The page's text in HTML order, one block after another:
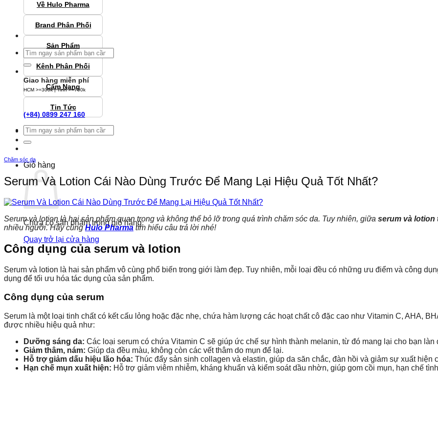
Tìm
kiếm:
Giao hàng miễn phí
HCM >=300k | Tỉnh >=700k
(+84) 0899 247 160
Đăng nhập
Giỏ hàng
Chưa có sản phẩm trong giỏ hàng.
Quay trở lại cửa hàng
Về Hulo Pharma
Brand Phân Phối
Sản Phẩm
Kênh Phân Phối
Cẩm Nang
Tin Tức
Tìm
kiếm:
Chăm sóc da
Serum Và Lotion Cái Nào Dùng Trước Để Mang Lại Hiệu Quả Tốt Nhất?
Serum và lotion là hai sản phẩm quan trọng và không thể bỏ lỡ trong quá trình chăm sóc da. Tuy nhiên, giữa serum và lotion
nhiều người. Hãy cùngHulo Pharmatìm hiểu câu trả lời nhé!
Công dụng của serum và lotion
Serum và lotion là hai sản phẩm vô cùng phổ biến trong giới làm đẹp. Tuy nhiên, mỗi loại đều có những ưu điểm và công
dụng để tối ưu hóa tác dụng của sản phẩm.
Công dụng của serum
Serum là một loại tinh chất có kết cấu lỏng hoặc đặc nhẹ, chứa hàm lượng các hoạt chất cô đặc cao như Vitamin C, AHA,
được nhiều hiệu quả như:
Dưỡng sáng da: Các loại serum có chứa Vitamin C sẽ giúp ức chế sự hình thành melanin, từ đó mang lại cho bạn làn
Giảm thâm, nám: Giúp da đều màu, không còn các vết thâm do mụn để lại.
Hỗ trợ giảm dấu hiệu lão hóa: Thúc đẩy sản sinh collagen và elastin, giúp da săn chắc, đàn hồi và giảm sự xuất hiện
Hạn chế mụn xuất hiện: Hỗ trợ giảm viêm nhiễm, kháng khuẩn và kiểm soát dầu nhờn, giúp gom cồi mụn, hạn chế